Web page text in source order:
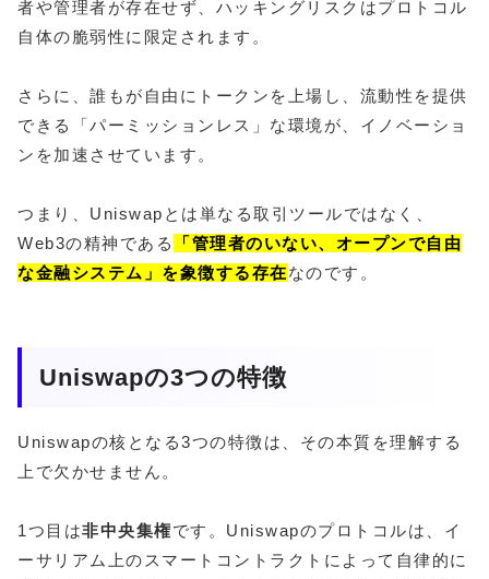
者や管理者が存在せず、ハッキングリスクはプロトコル
自体の脆弱性に限定されます。
さらに、誰もが自由にトークンを上場し、流動性を提供
できる「パーミッションレス」な環境が、イノベーショ
ンを加速させています。
つまり、Uniswapとは単なる取引ツールではなく、
Web3の精神である
「管理者のいない、オープンで自由
な金融システム」を象徴する存在なのです。
Uniswapの3つの特徴
Uniswapの核となる3つの特徴は、その本質を理解する
上で欠かせません。
1つ目は非中央集権です。Uniswapのプロトコルは、イ
ーサリアム上のスマートコントラクトによって自律的に